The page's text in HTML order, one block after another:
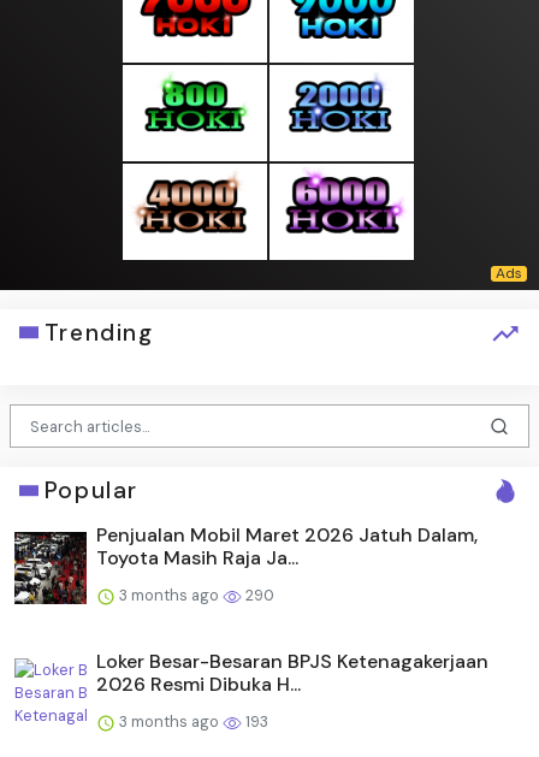
Trending
Popular
Penjualan Mobil Maret 2026 Jatuh Dalam,
Toyota Masih Raja Ja...
3 months ago 290
Loker Besar-Besaran BPJS Ketenagakerjaan
2026 Resmi Dibuka H...
3 months ago 193